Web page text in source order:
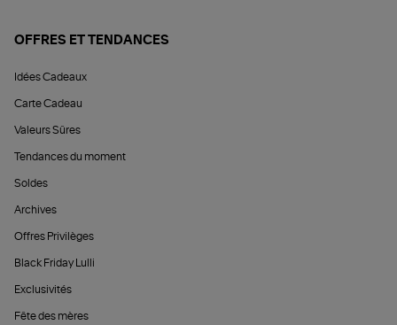
OFFRES ET TENDANCES
Idées Cadeaux
Carte Cadeau
Valeurs Sûres
Tendances du moment
Soldes
Archives
Offres Privilèges
Black Friday Lulli
Exclusivités
Fête des mères